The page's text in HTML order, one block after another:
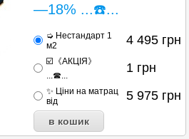
—18% ...☎️...
➭ Нестандарт 1
м2
4 495 грн
☑️《АКЦІЯ》
...☎...
1 грн
✨ Ціни на матрац
від
5 975 грн